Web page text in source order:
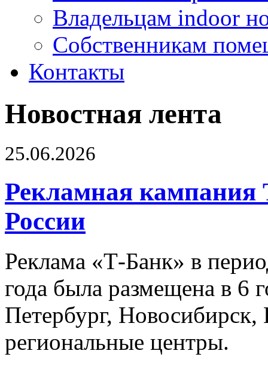
Владельцам indoor
Собственникам
Контакты
Новостная лента
25.06.2026
Рекламная кампания
России
Реклама «Т-Банк» в
года была размещена в 6
Петербург,
региональные центры.